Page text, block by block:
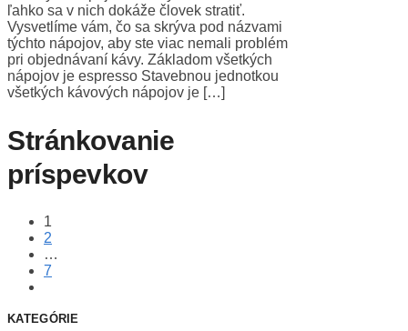
ľahko sa v nich dokáže človek stratiť.
Vysvetlíme vám, čo sa skrýva pod názvami
týchto nápojov, aby ste viac nemali problém
pri objednávaní kávy. Základom všetkých
nápojov je espresso Stavebnou jednotkou
všetkých kávových nápojov je […]
Stránkovanie
príspevkov
1
2
…
7
KATEGÓRIE